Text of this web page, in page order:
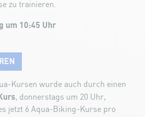
zu trainieren.
um 10:45 Uhr
Kursen wurde auch durch einen
, donnerstags um 20 Uhr,
jetzt 6 Aqua-Biking-Kurse pro